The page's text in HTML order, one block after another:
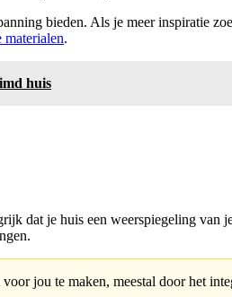
bieden. Als je meer inspiratie
.
huis
dat je huis een weerspiegeling
jou te maken, meestal door het